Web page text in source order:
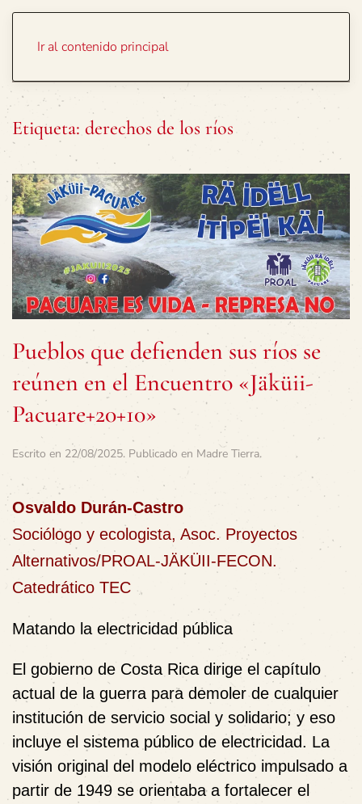
Ir al contenido principal
Etiqueta: derechos de los ríos
Pueblos que defienden sus ríos se
reúnen en el Encuentro «Jäküii-
Pacuare+20+10»
Escrito en 22/08/2025. Publicado en Madre Tierra.
Osvaldo Durán-Castro
Sociólogo y ecologista, Asoc. Proyectos
Alternativos/PROAL-JÄKÜII-FECON.
Catedrático TEC
Matando la electricidad pública
El gobierno de Costa Rica dirige el capítulo
actual de la guerra para demoler de cualquier
institución de servicio social y solidario; y eso
incluye el sistema público de electricidad. La
visión original del modelo eléctrico impulsado a
partir de 1949 se orientaba a fortalecer el